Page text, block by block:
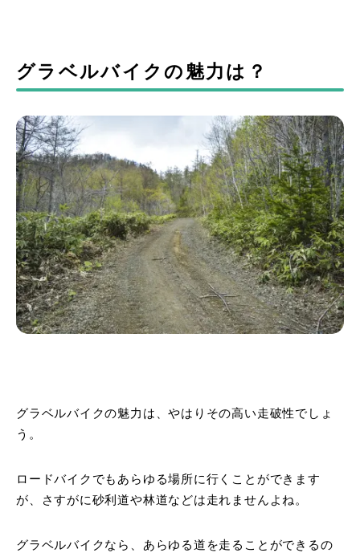
グラベルバイクの魅力は？
グラベルバイクの魅力は、やはりその高い走破性でしょ
う。
ロードバイクでもあらゆる場所に行くことができます
が、さすがに砂利道や林道などは走れませんよね。
グラベルバイクなら、あらゆる道を走ることができるの